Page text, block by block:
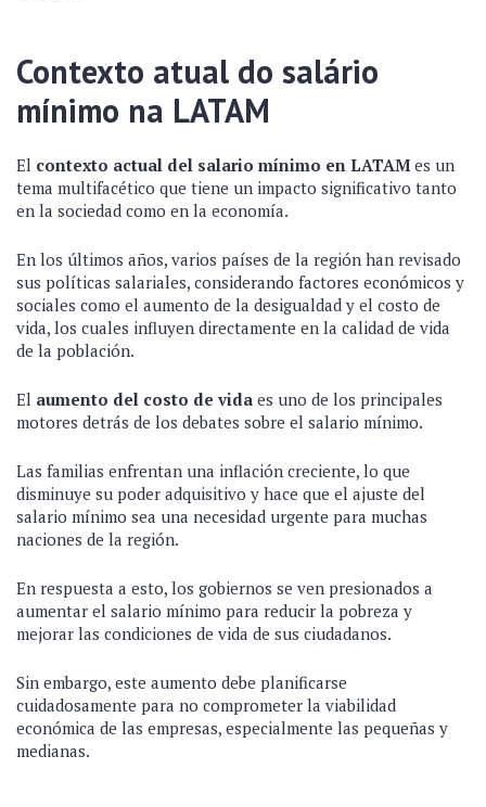
Contexto atual do salário
mínimo na LATAM
El contexto actual del salario mínimo en LATAM es un
tema multifacético que tiene un impacto significativo tanto
en la sociedad como en la economía.
En los últimos años, varios países de la región han revisado
sus políticas salariales, considerando factores económicos y
sociales como el aumento de la desigualdad y el costo de
vida, los cuales influyen directamente en la calidad de vida
de la población.
El aumento del costo de vida es uno de los principales
motores detrás de los debates sobre el salario mínimo.
Las familias enfrentan una inflación creciente, lo que
disminuye su poder adquisitivo y hace que el ajuste del
salario mínimo sea una necesidad urgente para muchas
naciones de la región.
En respuesta a esto, los gobiernos se ven presionados a
aumentar el salario mínimo para reducir la pobreza y
mejorar las condiciones de vida de sus ciudadanos.
Sin embargo, este aumento debe planificarse
cuidadosamente para no comprometer la viabilidad
económica de las empresas, especialmente las pequeñas y
medianas.